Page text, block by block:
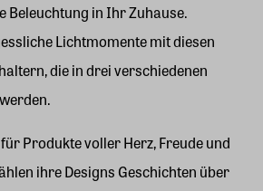
Beleuchtung in Ihr Zuhause.
Lichtmomente mit diesen
die in drei verschiedenen
Produkte voller Herz, Freude und
ihre Designs Geschichten über